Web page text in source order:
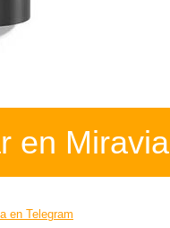
en Miravia
en Telegram